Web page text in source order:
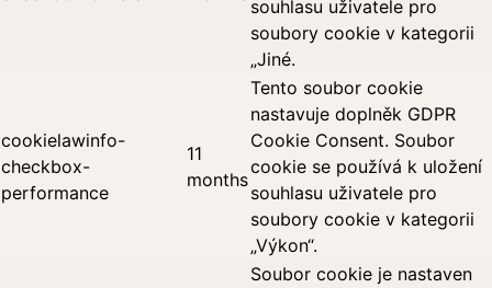
souhlasu uživatele pro
soubory cookie v kategorii
„Jiné.
cookielawinfo-
checkbox-
performance
11
months
Tento soubor cookie
nastavuje doplněk GDPR
Cookie Consent. Soubor
cookie se používá k uložení
souhlasu uživatele pro
soubory cookie v kategorii
„Výkon“.
Soubor cookie je nastaven